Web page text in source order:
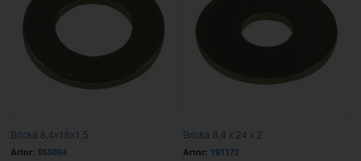
Bricka 8,4x16x1,5
Artnr: 955894
Bricka 8,4 x 24 x 2
Artnr: 191172